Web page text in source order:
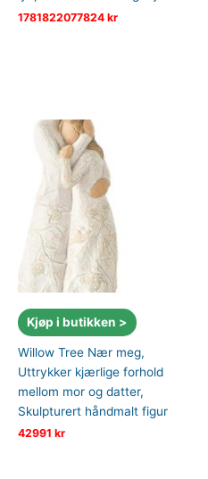
1781822077824 kr
Kjøp i butikken >
Willow Tree Nær meg,
Uttrykker kjærlige forhold
mellom mor og datter,
Skulpturert håndmalt figur
42991 kr